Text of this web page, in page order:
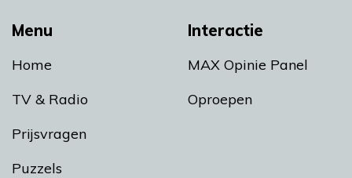
Menu
Home
TV & Radio
Prijsvragen
Puzzels
Interactie
MAX Opinie Panel
Oproepen